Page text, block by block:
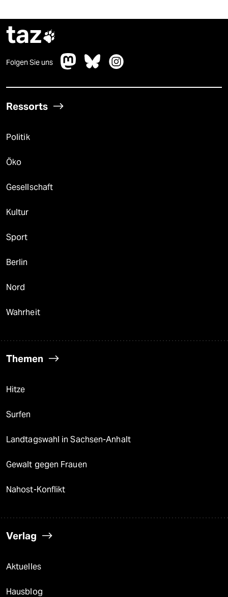
taz
Folgen Sie uns
Ressorts
Politik
Öko
Gesellschaft
Kultur
Sport
Berlin
Nord
Wahrheit
Themen
Hitze
Surfen
Landtagswahl in Sachsen-Anhalt
Gewalt gegen Frauen
Nahost-Konflikt
Verlag
Aktuelles
Hausblog